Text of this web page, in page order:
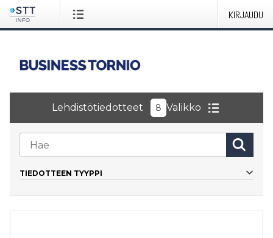
KIRJAUDU
Lehdistötiedotteet 8 Valikko
TIEDOTTEEN TYYPPI
Kaikki